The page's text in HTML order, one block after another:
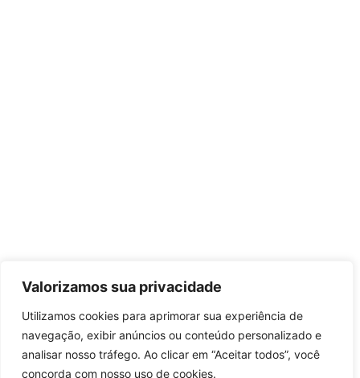
Valorizamos sua privacidade
Utilizamos cookies para aprimorar sua experiência de
navegação, exibir anúncios ou conteúdo personalizado e
analisar nosso tráfego. Ao clicar em “Aceitar todos”, você
concorda com nosso uso de cookies.